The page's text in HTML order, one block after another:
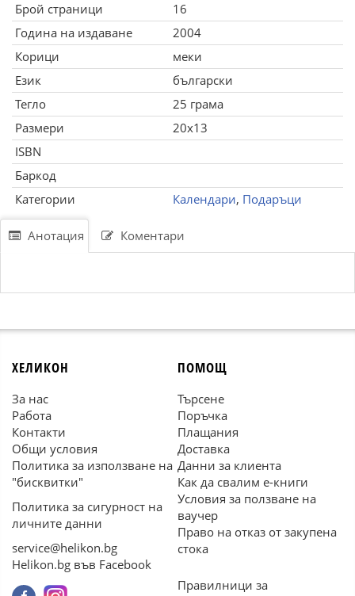
Брой страници
16
Година на издаване
2004
Корици
меки
Език
български
Тегло
25 грама
Размери
20x13
ISBN
Баркод
Категории
Календари, Подаръци
Анотация Коментари
ХЕЛИКОН
За нас
Работа
Контакти
Общи условия
Политика за използване на
"бисквитки"
Политика за сигурност на
личните данни
service@helikon.bg
Helikon.bg във Facebook
ПОМОЩ
Търсене
Поръчка
Плащания
Доставка
Данни за клиента
Как да свалим е-книги
Условия за ползване на
ваучер
Право на отказ от закупена
стока
Правилници за